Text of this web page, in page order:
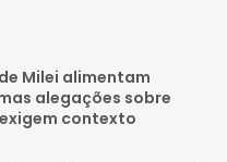
g
Milei alimentam
alegações sobre
contexto